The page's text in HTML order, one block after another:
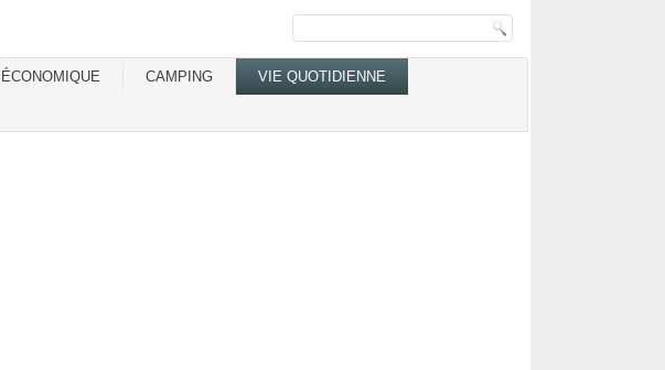
CAMPING VIE QUOTIDIENNE